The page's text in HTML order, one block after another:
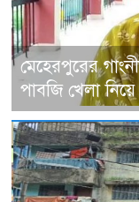
মেহেরপুরের
পাবজি খেলা